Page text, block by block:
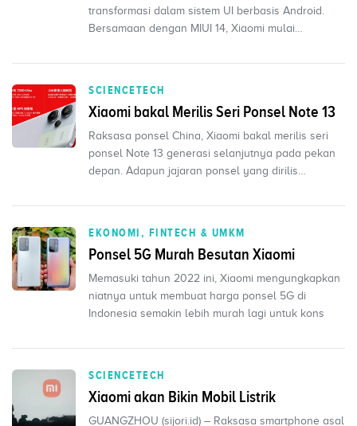
transformasi dalam sistem UI berbasis Android.
Bersamaan dengan MIUI 14, Xiaomi mulai
SCIENCETECH
Xiaomi bakal Merilis Seri Ponsel Note 13
Raksasa ponsel China, Xiaomi bakal merilis seri
ponsel Note 13 generasi selanjutnya pada pekan
depan. Adapun jajaran ponsel yang dirilis
EKONOMI, FINTECH & UMKM
Ponsel 5G Murah Besutan Xiaomi
Memasuki tahun 2022 ini, Xiaomi mengungkapkan
niatnya untuk membuat harga ponsel 5G di
Indonesia semakin lebih murah lagi untuk kons
SCIENCETECH
Xiaomi akan Bikin Mobil Listrik
GUANGZHOU (sijori.id) – Raksasa smartphone asal